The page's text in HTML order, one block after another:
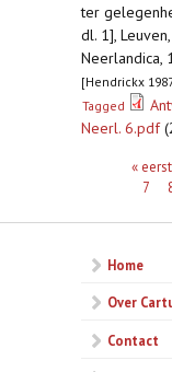
ter
dl. 1],
Neerlandica,
[Hendrickx
Tagged
Neerl. 6.pdf
Pagina's
«
7
Home
Over
Contact